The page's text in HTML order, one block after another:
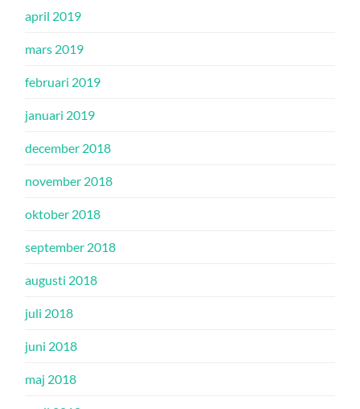
april 2019
mars 2019
februari 2019
januari 2019
december 2018
november 2018
oktober 2018
september 2018
augusti 2018
juli 2018
juni 2018
maj 2018